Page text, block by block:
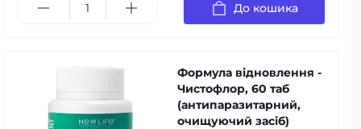
До кошика
Формула відновлення -
Чистофлор, 60 таб
(антипаразитарний,
очищуючий засіб)